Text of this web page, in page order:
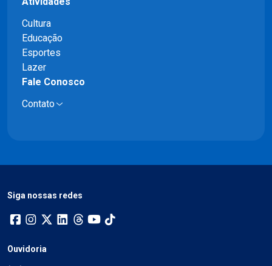
Cultura
Educação
Esportes
Lazer
Fale Conosco
Contato
Siga nossas redes
Ouvidoria